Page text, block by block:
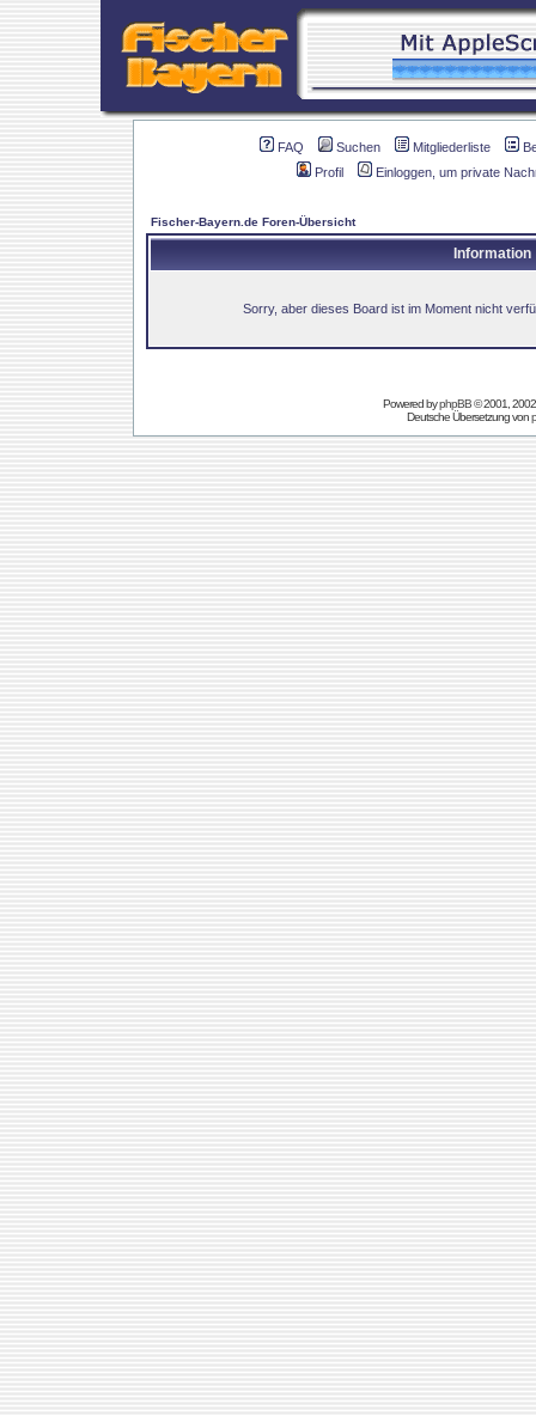
FAQ Suchen Mitgliederliste
Profil
Einloggen, um private
Fischer-Bayern.de Foren-Übersicht
Information
Sorry, aber dieses Board ist im Moment nicht
Powered byphpBB© 2001,
Deutsche Übersetzung von